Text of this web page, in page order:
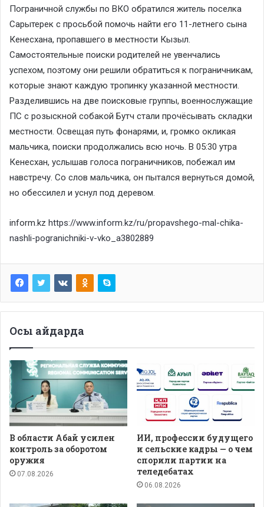
Пограничной службы по ВКО обратился житель поселка
Сарытерек с просьбой помочь найти его 11-летнего сына
Кенесхана, пропавшего в местности Кызыл.
Самостоятельные поиски родителей не увенчались
успехом, поэтому они решили обратиться к пограничникам,
которые знают каждую тропинку указанной местности.
Разделившись на две поисковые группы, военнослужащие
ПС с розыскной собакой Бутч стали прочёсывать складки
местности. Освещая путь фонарями, и, громко окликая
мальчика, поиски продолжались всю ночь. В 05:30 утра
Кенесхан, услышав голоса пограничников, побежал им
навстречу. Со слов мальчика, он пытался вернуться домой,
но обессилел и уснул под деревом.
inform.kz https://www.inform.kz/ru/propavshego-mal-chika-
nashli-pogranichniki-v-vko_a3802889
Осы айдарда
В области Абай усилен
контроль за оборотом
оружия
07.08.2026
ИИ, профессии будущего
и сельские кадры — о чем
спорили партии на
теледебатах
06.08.2026